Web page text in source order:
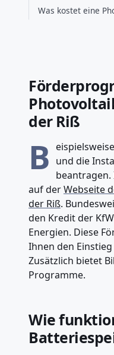
Was kostet eine
der Riß
B und die
auf derWebseite
der Riß.
den Kredit der
Energien. Diese
Ihnen den
Zusätzlich bietet
Programme.
Wie